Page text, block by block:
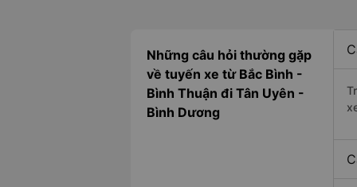
Những câu hỏi thường gặp
về tuyến xe từ Bắc Bình -
Bình Thuận đi Tân Uyên -
Bình Dương